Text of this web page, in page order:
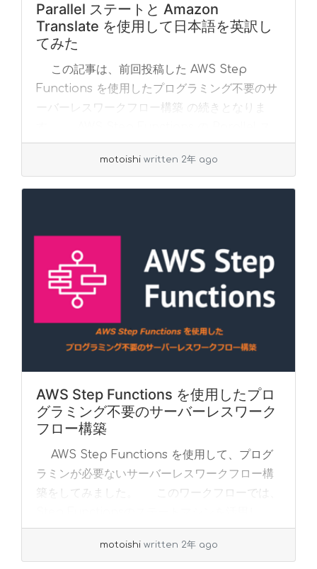
Parallel ステートと Amazon
Translate を使用して日本語を英訳し
てみた
この記事は、前回投稿した AWS Step
Functions を使用したプログラミング不要のサ
ーバーレスワークフロー構築 の続きとなりま
テート... »read more
motoishi written 2年 ago
AWS Step Functions を使用したプロ
グラミング不要のサーバーレスワーク
フロー構築
AWS Step Functions を使用して、プログ
ラミンが必要ないサーバーレスワークフロー構
築をしてみました。 このワークフローでは、
DynamoDBの... »read more
motoishi written 2年 ago